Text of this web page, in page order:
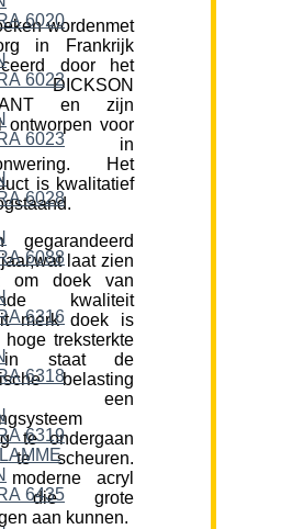
wordenmet
in Frankrijk
door het
DICKSON
en zijn
ontworpen voor
in
Het
is kwalitatief
laat zien
om doek van
kwaliteit
merk doek is
treksterkte
in staat de
belasting
een
te ondergaan
te scheuren.
moderne acryl
die grote
aan kunnen.